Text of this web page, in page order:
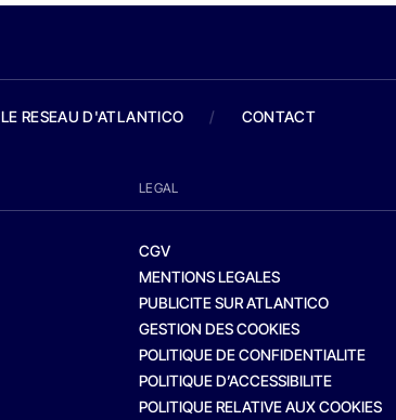
LE RESEAU D'ATLANTICO / CONTACT
LEGAL
CGV
MENTIONS LEGALES
PUBLICITE SUR ATLANTICO
GESTION DES COOKIES
POLITIQUE DE CONFIDENTIALITE
POLITIQUE D’ACCESSIBILITE
POLITIQUE RELATIVE AUX COOKIES